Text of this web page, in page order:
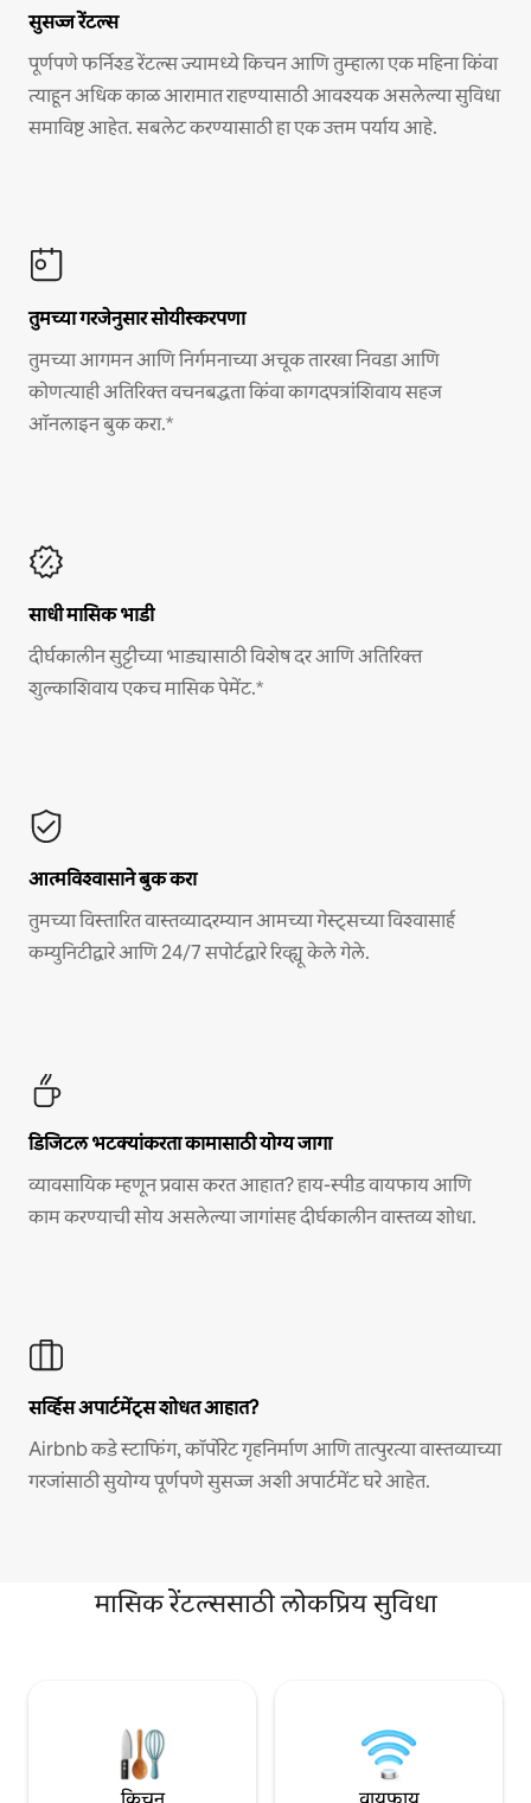
सुसज्ज रेंटल्स
पूर्णपणे फर्निश्ड रेंटल्स ज्यामध्ये किचन आणि तुम्हाला एक महिना किंवा
त्याहून अधिक काळ आरामात राहण्यासाठी आवश्यक असलेल्या सुविधा
समाविष्ट आहेत. सबलेट करण्यासाठी हा एक उत्तम पर्याय आहे.
तुमच्या गरजेनुसार सोयीस्करपणा
तुमच्या आगमन आणि निर्गमनाच्या अचूक तारखा निवडा आणि
कोणत्याही अतिरिक्त वचनबद्धता किंवा कागदपत्रांशिवाय सहज
ऑनलाइन बुक करा.*
साधी मासिक भाडी
दीर्घकालीन सुट्टीच्या भाड्यासाठी विशेष दर आणि अतिरिक्त
शुल्काशिवाय एकच मासिक पेमेंट.*
आत्मविश्वासाने बुक करा
तुमच्या विस्तारित वास्तव्यादरम्यान आमच्या गेस्ट्सच्या विश्वासार्ह
कम्युनिटीद्वारे आणि 24/7 सपोर्टद्वारे रिव्ह्यू केले गेले.
डिजिटल भटक्यांकरता कामासाठी योग्य जागा
व्यावसायिक म्हणून प्रवास करत आहात? हाय-स्पीड वायफाय आणि
काम करण्याची सोय असलेल्या जागांसह दीर्घकालीन वास्तव्य शोधा.
सर्व्हिस अपार्टमेंट्स शोधत आहात?
Airbnb कडे स्टाफिंग, कॉर्पोरेट गृहनिर्माण आणि तात्पुरत्या वास्तव्याच्या
गरजांसाठी सुयोग्य पूर्णपणे सुसज्ज अशी अपार्टमेंट घरे आहेत.
मासिक रेंटल्ससाठी लोकप्रिय सुविधा